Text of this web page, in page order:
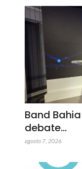
Band
debate…
agosto 7, 2026